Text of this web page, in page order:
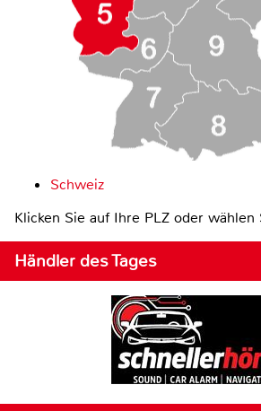
Schweiz
Klicken Sie auf Ihre PLZ oder wählen
Händler des Tages